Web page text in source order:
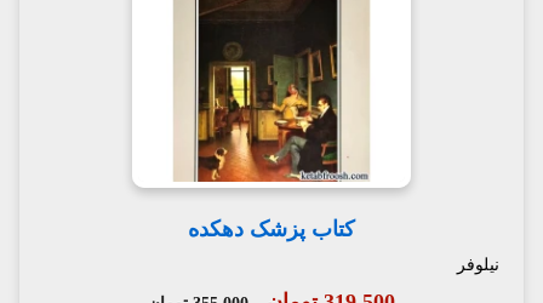
کتاب پزشک دهکده
نیلوفر